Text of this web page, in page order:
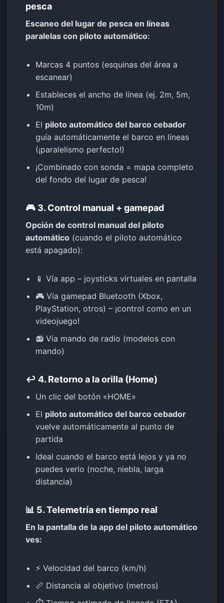
pesca
Escaneo del lugar de pesca en líneas
paralelas con piloto automático:
Marcas 4 puntos (esquinas del área a
escanear)
Estableces el ancho de línea (ej. 2m, 5m,
10m)
El piloto automático del barco cebador
guía automáticamente el barco en líneas
(¡paralelismo perfecto!)
¡Combinado con sonda = mapa completo
del fondo del lugar de pesca!
🎮 3. Control manual + gamepad
Opción de control manual del piloto
automático (cuando el piloto automático
está apagado):
📱 Vía app – joysticks virtuales en pantalla
🎮 Vía gamepad Bluetooth (Xbox,
PlayStation, otros) – ¡control como en un
videojuego!
📻 Vía mando de radio (modelos con
mando)
↩️ 4. Retorno a la orilla (Home)
Un clic del botón «HOME»
El piloto automático del barco cebador
vuelve automáticamente al punto de
partida
Ideal cuando el barco está lejos y ya no
puedes verlo (noche, niebla, larga
distancia)
📊 5. Telemetría en tiempo real
En la pantalla de la app del piloto automático
ves:
⚡ Velocidad del barco (km/h)
📏 Distancia al objetivo (metros)